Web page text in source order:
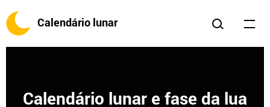
Calendário lunar
Calendário lunar e fase da lua